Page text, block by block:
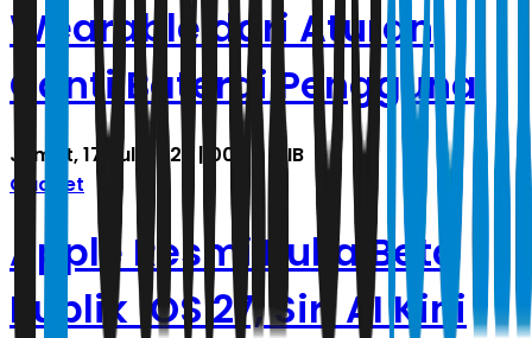
Wearable dari Aturan
Ganti Baterai Pengguna
Jumat, 17 Juli 2026 | 00.55 WIB
Gadget
Apple Resmi Buka Beta
Publik iOS 27, Siri AI Kini